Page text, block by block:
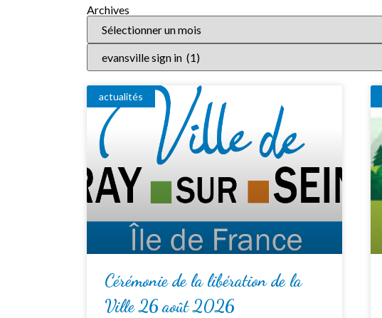
Archives
actualités
Cérémonie de la libération de la
Ville 26 août 2026